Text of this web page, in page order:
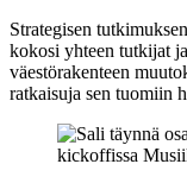
Strategisen
kokosi yhteen tutkijat
väestörakenteen
ratkaisuja sen tuomiin